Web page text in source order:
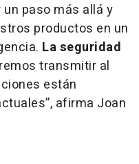
paso más allá y
productos en un
La seguridad
transmitir al
están
afirma Joan